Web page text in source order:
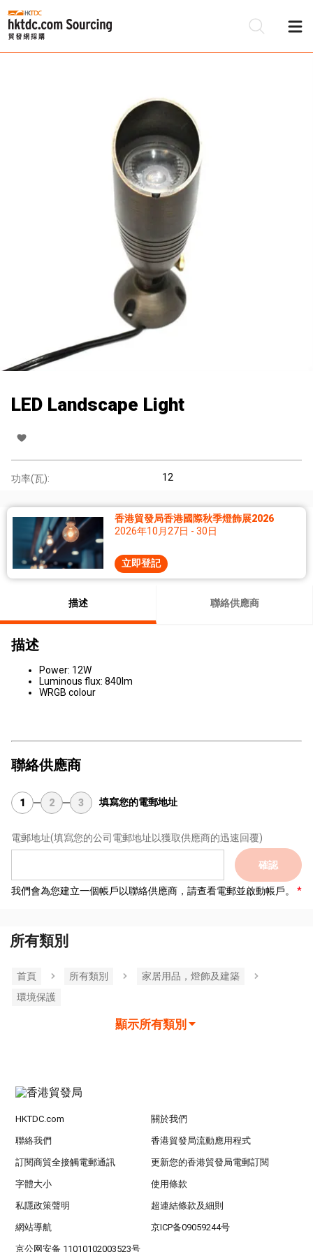
LED Landscape Light
功率(瓦): 12
香港貿發局香港國際秋季燈飾展2026
2026年10月27日 - 30日
立即登記
描述 聯絡供應商
描述
Power: 12W
Luminous flux: 840lm
WRGB colour
聯絡供應商
1 2 3 填寫您的電郵地址
電郵地址(填寫您的公司電郵地址以獲取供應商的迅速回覆)
確認
我們會為您建立一個帳戶以聯絡供應商，請查看電郵並啟動帳戶。
所有類別
首頁 所有類別
家居用品，燈飾及建築
環境保護
顯示所有類別
HKTDC.com 關於我們
聯絡我們 香港貿發局流動應用程式
訂閱商貿全接觸電郵通訊 更新您的香港貿發局電郵訂閱
字體大小 使用條款
私隱政策聲明 超連結條款及細則
網站導航 京ICP备09059244号
京公网安备 11010102003523号